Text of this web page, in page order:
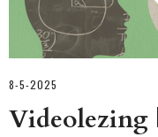
8-5-2025
Videolezing